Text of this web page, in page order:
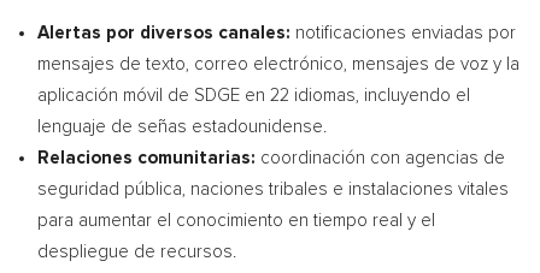
Alertas por diversos canales: notificaciones enviadas por
mensajes de texto, correo electrónico, mensajes de voz y la
aplicación móvil de SDGE en 22 idiomas, incluyendo el
lenguaje de señas estadounidense.
Relaciones comunitarias: coordinación con agencias de
seguridad pública, naciones tribales e instalaciones vitales
para aumentar el conocimiento en tiempo real y el
despliegue de recursos.